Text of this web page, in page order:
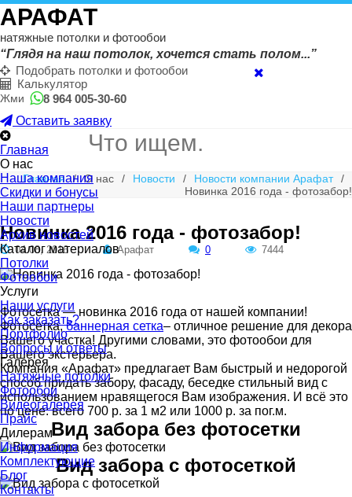
АРАФАТ
натяжные потолки и фотообои
“Глядя на наш потолок, хочется стать полом...”
Подобрать потолки и фотообои
Калькулятор
Жми
8 964 005-30-60
Оставить заявку
Главная
О нас
Наша компания
Скидки и бонусы
Наши партнеры
Новости
Архив новостей
Каталог материалов
Потолки
Фотообои
Услуги
Наши услуги
Как заказать?
Портфолио
Вопросы и ответы
Галерея
Натяжные потолки
Фотообои
Видеогалерея
Прайс
Дилерам
Информация
Комплектующие
Блог
Контакты
Главная / О нас / Новости / Новости компании Арафат
/
Новинка 2016 года - фотозабор!
Новинка 2016 года - фотозабор!
04 08, 2016 Арафат 0 7444
Фотосетка — новинка 2016 года от нашей компании!
Фотосетка,баннерная сетка– отличное решение для декора
Вашего участка! Другими словами, это фотообои для
Вашего экстерьера.
Компания «Арафат» предлагает Вам быстрый и недорогой
способ придать забору, фасаду, беседке стильный вид с
использованием нравящегося Вам изображения. И всё это
по цене: всего 700 р. за 1 м2 или 1000 р. за пог.м.
Вид забора без фотосетки
Вид забора с фотосеткой